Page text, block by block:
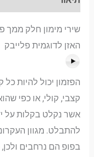
שירי מימון חלק ממך
האזן לדוגמית פלייבק
הפזמון יכול להיות
קצבי, קולי, או כפי
אשר נקלט בקלות על
להתבלט. מגוון
בפופ הם נרחבים